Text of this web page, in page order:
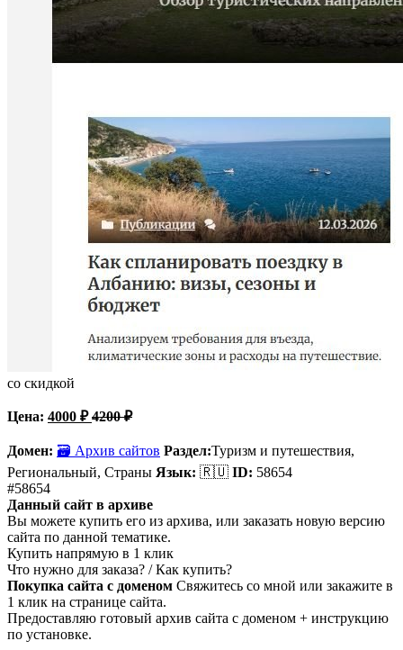
со скидкой
Цена: 4000 ₽ 4200₽
Домен: 🗃 Архив сайтов Раздел:Туризм и путешествия,
Региональный, Страны Язык: 🇷🇺 ID: 58654
#58654
Данный сайт в архиве
Вы можете купить его из архива, или заказать новую версию
сайта по данной тематике.
Купить напрямую в 1 клик
Что нужно для заказа? / Как купить?
Покупка сайта с доменом Свяжитесь со мной или закажите в
1 клик на странице сайта.
Предоставляю готовый архив сайта с доменом + инструкцию
по установке.